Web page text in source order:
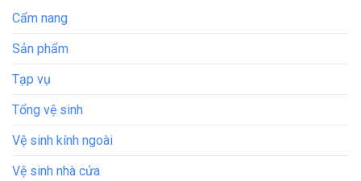
Cẩm nang
Sản phẩm
Tạp vụ
Tổng vệ sinh
Vệ sinh kính ngoài
Vệ sinh nhà cửa